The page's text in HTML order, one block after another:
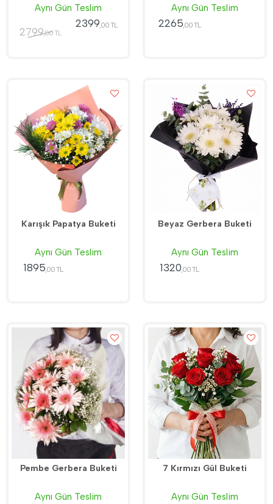
Aynı Gün Teslim
2799,00 TL
2399 ,00 TL
Aynı Gün Teslim
2265,00 TL
Karışık Papatya Buketi
Aynı Gün Teslim
1895,00 TL
Beyaz Gerbera Buketi
Aynı Gün Teslim
1320 ,00 TL
Pembe Gerbera Buketi
Aynı Gün Teslim
7 Kırmızı Gül Buketi
Aynı Gün Teslim